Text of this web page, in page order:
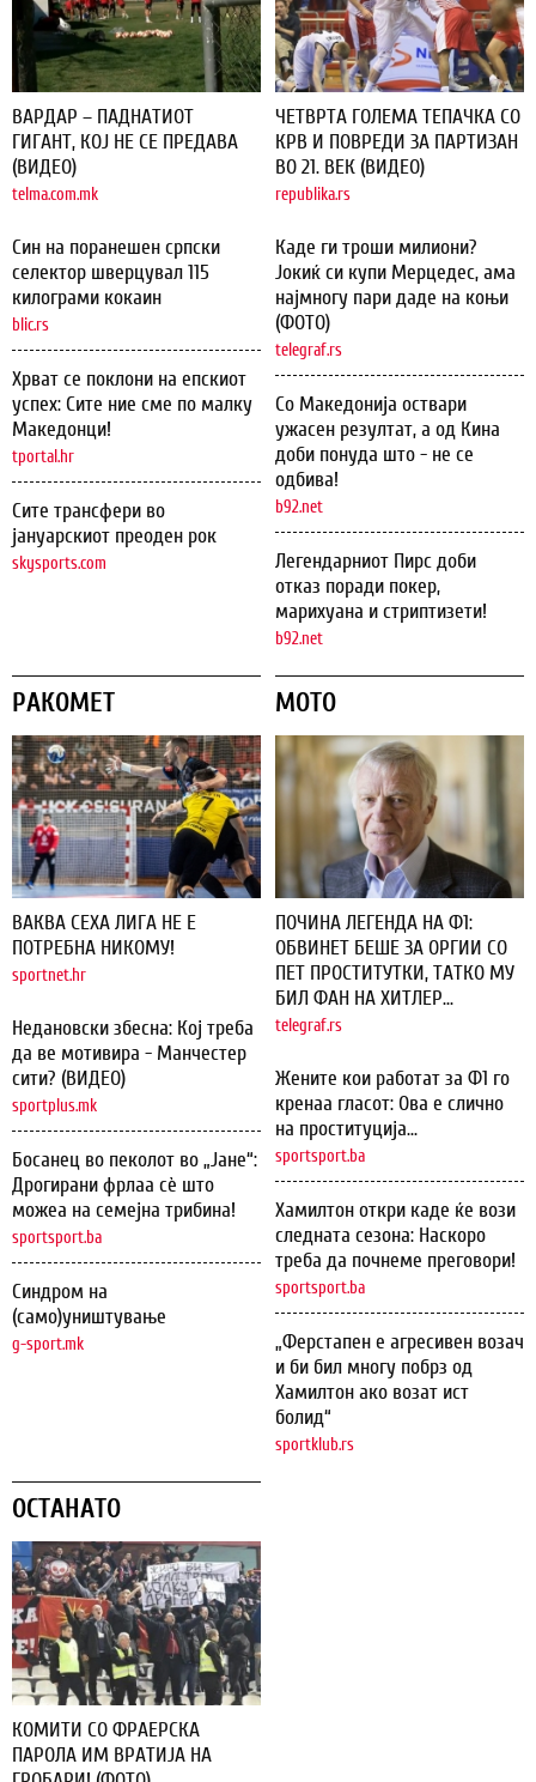
ВАРДАР – ПАДНАТИОТ
ГИГАНТ, КОЈ НЕ СЕ ПРЕДАВА
(ВИДЕО)
telma.com.mk
Син на поранешен српски
селектор шверцувал 115
килограми кокаин
blic.rs
Хрват се поклони на епскиот
успех: Сите ние сме по малку
Македонци!
tportal.hr
Сите трансфери во
јануарскиот преоден рок
skysports.com
ЧЕТВРТА ГОЛЕМА ТЕПАЧКА СО
КРВ И ПОВРЕДИ ЗА ПАРТИЗАН
ВО 21. ВЕК (ВИДЕО)
republika.rs
Каде ги троши милиони?
Јокиќ си купи Мерцедес, ама
најмногу пари даде на коњи
(ФОТО)
telegraf.rs
Со Македонија оствари
ужасен резултат, а од Кина
доби понуда што - не се
одбива!
b92.net
Легендарниот Пирс доби
отказ поради покер,
марихуана и стриптизети!
b92.net
РАКОМЕТ
ВАКВА СЕХА ЛИГА НЕ Е
ПОТРЕБНА НИКОМУ!
sportnet.hr
Недановски збесна: Кој треба
да ве мотивира - Манчестер
сити? (ВИДЕО)
sportplus.mk
Босанец во пеколот во „Јане“:
Дрогирани фрлаа сѐ што
можеа на семејна трибина!
sportsport.ba
Синдром на
(само)уништување
g-sport.mk
МОТО
ПОЧИНА ЛЕГЕНДА НА Ф1:
ОБВИНЕТ БЕШЕ ЗА ОРГИИ СО
ПЕТ ПРОСТИТУТКИ, ТАТКО МУ
БИЛ ФАН НА ХИТЛЕР...
telegraf.rs
Жените кои работат за Ф1 го
кренаа гласот: Ова е слично
на проституција...
sportsport.ba
Хамилтон откри каде ќе вози
следната сезона: Наскоро
треба да почнеме преговори!
sportsport.ba
„Ферстапен е агресивен возач
и би бил многу побрз од
Хамилтон ако возат ист
болид“
sportklub.rs
ОСТАНАТО
КОМИТИ СО ФРАЕРСКА
ПАРОЛА ИМ ВРАТИЈА НА